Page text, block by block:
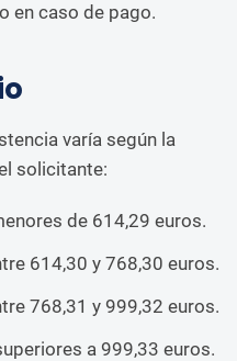
en caso de pago.
varía según la
solicitante:
de 614,29 euros.
614,30 y 768,30 euros.
768,31 y 999,32 euros.
a 999,33 euros.